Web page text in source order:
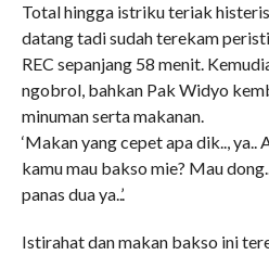
Total hingga istriku teriak
datang tadi sudah terekam
REC sepanjang 58 menit.
ngobrol, bahkan Pak Widyo
minuman serta makanan.
‘Makan yang cepet apa dik.., ya..
kamu mau bakso mie? Mau
panas dua ya..’.
Istirahat dan makan bakso ini